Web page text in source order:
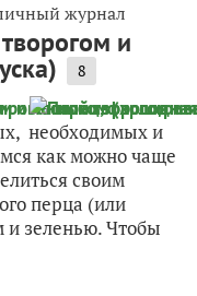
журнал
и
8
необходимых и
как можно чаще
своим
перца (или
и зеленью. Чтобы